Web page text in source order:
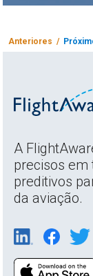
Anteriores /
A
precisos em
preditivos
da aviação.